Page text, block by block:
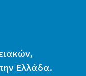
Ελλάδα.